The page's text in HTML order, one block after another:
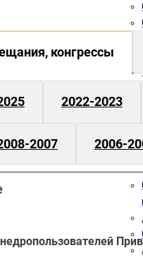
конгрессы
2022-2023
2007 2006-